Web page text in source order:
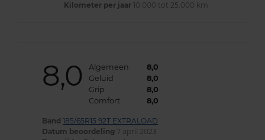
Kilometer per jaar 10.000 tot 25.000 km
8,0 Algemeen
8,0
Geluid
8,0
Grip
8,0
Comfort
8,0
Band 185/65R15 92T EXTRALOAD
Datum beoordeling 7 april 2023